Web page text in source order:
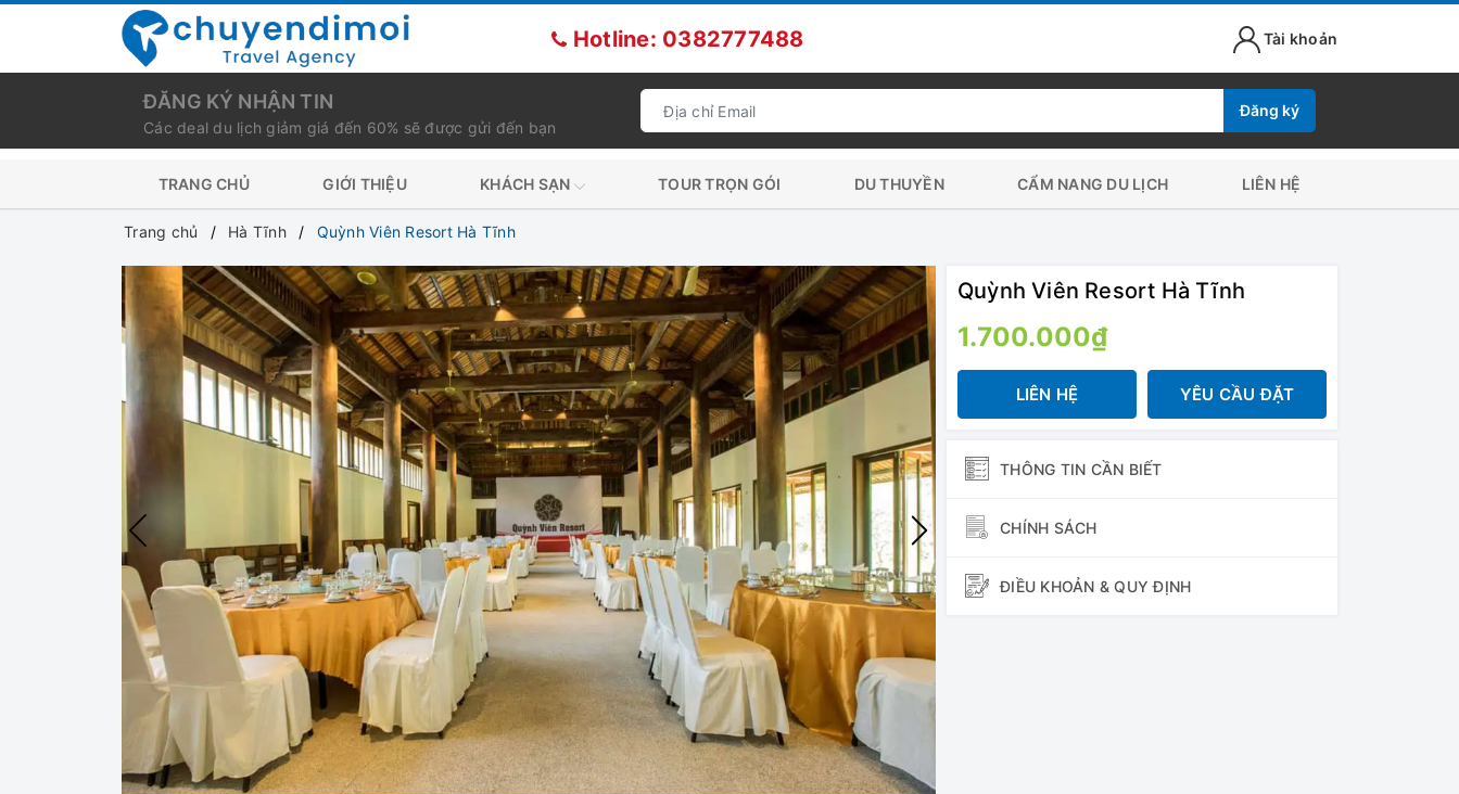
Hotline: 0382777488 Tài khoản
ĐĂNG KÝ NHẬN TIN
Các deal du lịch giảm giá đến 60% sẽ được gửi đến bạn
Đăng ký
TRANG CHỦ GIỚI THIỆU KHÁCH SẠN TOUR TRỌN GÓI DU THUYỀN CẨM NANG DU LỊCH LIÊN HỆ
Trang chủ Hà Tĩnh Quỳnh Viên Resort Hà Tĩnh
Quỳnh Viên Resort Hà Tĩnh
1.700.000₫
LIÊN HỆ YÊU CẦU ĐẶT
THÔNG TIN CẦN BIẾT
CHÍNH SÁCH
ĐIỀU KHOẢN & QUY ĐỊNH